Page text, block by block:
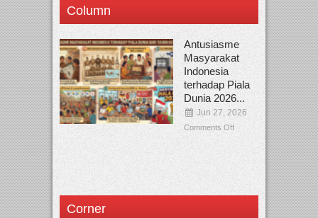
Column
Antusiasme
Masyarakat
Indonesia
terhadap Piala
Dunia 2026...
Jun 27, 2026
Comments Off
Corner